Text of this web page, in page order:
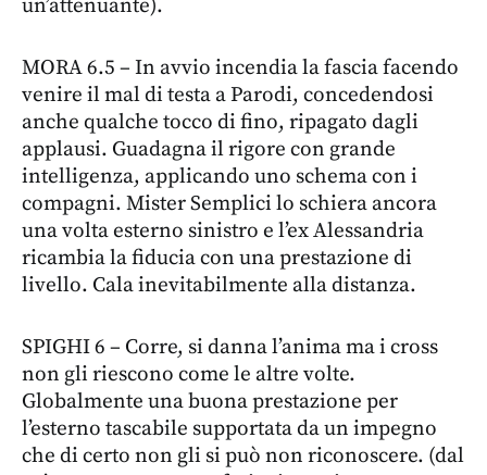
MORA 6.5 – In avvio incendia la fascia facendo
venire il mal di testa a Parodi, concedendosi
anche qualche tocco di fino, ripagato dagli
applausi. Guadagna il rigore con grande
intelligenza, applicando uno schema con i
compagni. Mister Semplici lo schiera ancora
una volta esterno sinistro e l’ex Alessandria
ricambia la fiducia con una prestazione di
livello. Cala inevitabilmente alla distanza.
SPIGHI 6 – Corre, si danna l’anima ma i cross
non gli riescono come le altre volte.
Globalmente una buona prestazione per
l’esterno tascabile supportata da un impegno
che di certo non gli si può non riconoscere. (dal